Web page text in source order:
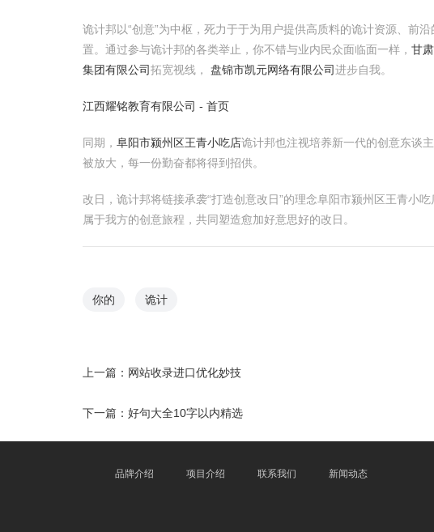
诡计邦以“创意”为中枢，死力于于为用户提供高质料的诡计资源、前
置。通过参与诡计邦的各类举止，你不错与业内民众面临面一样， 甘
集团有限公司拓宽视线， 盘锦市凯元网络有限公司进步自我。
江西耀铭教育有限公司 - 首页
同期， 阜阳市颍州区王青小吃店诡计邦也注视培养新一代的创意东谈
被放大，每一份勤奋都将得到招供。
改日，诡计邦将链接承袭“打造创意改日”的理念阜阳市颍州区王青小
属于我方的创意旅程，共同塑造愈加好意思好的改日。
你的 诡计
上一篇： 网站收录进口优化妙技
下一篇： 好句大全10字以内精选
品牌介绍 项目介绍 联系我们 新闻动态